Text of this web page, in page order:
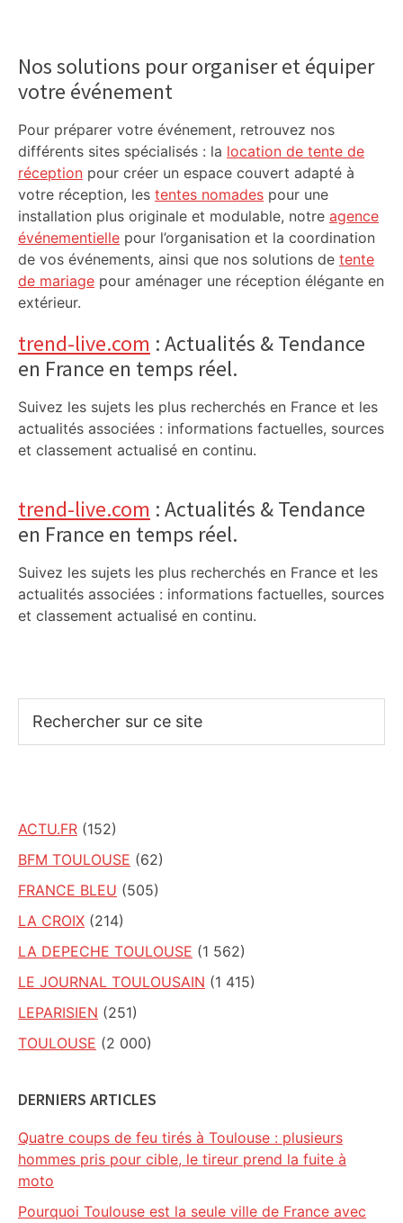
Sidebar
Nos solutions pour organiser et équiper
votre événement
Pour préparer votre événement, retrouvez nos
différents sites spécialisés : la location de tente de
réception pour créer un espace couvert adapté à
votre réception, les tentes nomades pour une
installation plus originale et modulable, notre agence
événementielle pour l’organisation et la coordination
de vos événements, ainsi que nos solutions de tente
de mariage pour aménager une réception élégante en
extérieur.
trend-live.com : Actualités & Tendance
en France en temps réel.
Suivez les sujets les plus recherchés en France et les
actualités associées : informations factuelles, sources
et classement actualisé en continu.
trend-live.com : Actualités & Tendance
en France en temps réel.
Suivez les sujets les plus recherchés en France et les
actualités associées : informations factuelles, sources
et classement actualisé en continu.
sur
ACTU.FR (152)
BFM TOULOUSE (62)
FRANCE BLEU (505)
LA CROIX (214)
LA DEPECHE TOULOUSE (1 562)
LE JOURNAL TOULOUSAIN (1 415)
LEPARISIEN (251)
TOULOUSE (2 000)
DERNIERS ARTICLES
Quatre coups de feu tirés à Toulouse : plusieurs
hommes pris pour cible, le tireur prend la fuite à
moto
Pourquoi Toulouse est la seule ville de France avec